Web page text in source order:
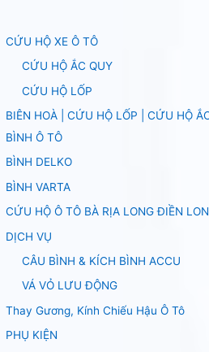
CỨU HỘ XE Ô TÔ
CỨU HỘ ẮC QUY
CỨU HỘ LỐP
BIÊN HOÀ | CỨU HỘ LỐP | CỨU HỘ
BÌNH Ô TÔ
BÌNH DELKO
BÌNH VARTA
CỨU HỘ Ô TÔ BÀ RỊA LONG ĐIỀN
DỊCH VỤ
CÂU BÌNH & KÍCH BÌNH ACCU
VÁ VỎ LƯU ĐỘNG
Thay Gương, Kính Chiếu Hậu Ô Tô
PHỤ KIỆN